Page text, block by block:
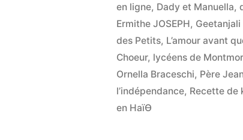
en ligne, Dady et Manuella,
Ermithe JOSEPH,
des Petits, L’amour avant
Choeur, lycéens de
Ornella Braceschi, Père
l’indépendance, Recette de
en HaïƟ